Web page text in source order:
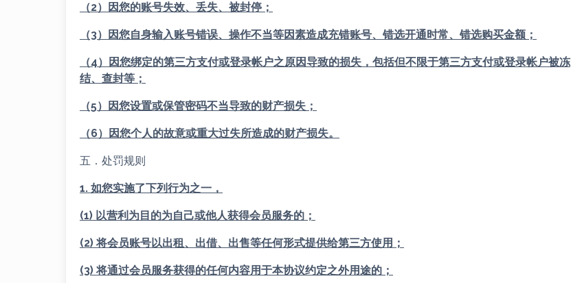
（2）因您的账号失效、丢失、被封停；
（3）因您自身输入账号错误、操作不当等因素造成充错账号、错选开通时常、错选购买金额；
（4）因您绑定的第三方支付或登录帐户之原因导致的损失，包括但不限于第三方支付或登录帐户被冻
结、查封等；
（5）因您设置或保管密码不当导致的财产损失；
（6）因您个人的故意或重大过失所造成的财产损失。
五．处罚规则
1. 如您实施了下列行为之一，
(1) 以营利为目的为自己或他人获得会员服务的；
(2) 将会员账号以出租、出借、出售等任何形式提供给第三方使用；
(3) 将通过会员服务获得的任何内容用于本协议约定之外用途的；